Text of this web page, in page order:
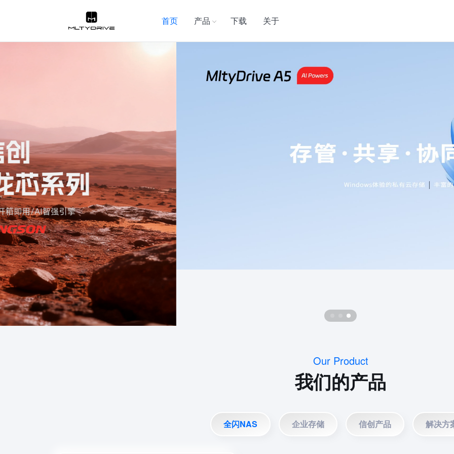
首页 产品 下载 关于
Our Product
我们的产品
全闪NAS 企业存储 信创产品 解决方